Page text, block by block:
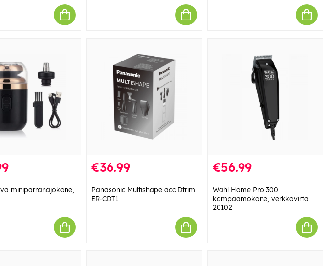
miniparranajokone,
€36.99
Panasonic Multishape acc Dtrim
ER-CDT1
€56.99
Wahl Home Pro 300
kampaamokone, verkkovirta
20102